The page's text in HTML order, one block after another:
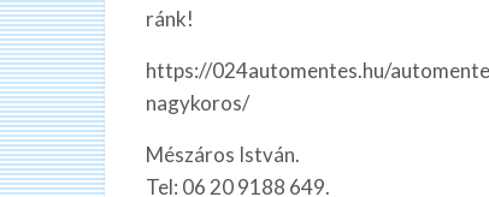
ránk!
https://024automentes.hu/
nagykoros/
Mészáros István.
Tel: 06 20 9188 649.